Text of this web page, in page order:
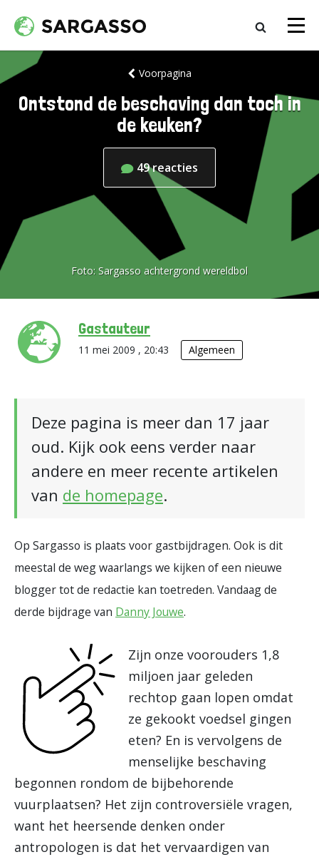
Voorpagina
Ontstond de beschaving dan toch in
de keuken?
49reacties
Foto: Sargasso achtergrond wereldbol
Gastauteur
11 mei 2009 , 20:43 Algemeen
Deze pagina is meer dan 17 jaar
oud. Kijk ook eens verder naar
andere en meer recente artikelen
van de homepage.
Op Sargasso is plaats voor gastbijdragen. Ook is dit
meestal de weg waarlangs we kijken of een nieuwe
blogger tot de redactie kan toetreden. Vandaag de
derde bijdrage van Danny Jouwe.
Zijn onze voorouders 1,8
miljoen jaar geleden
rechtop gaan lopen omdat
ze gekookt voedsel gingen
eten? En is vervolgens de
menselijke beschaving
begonnen rondom de bijbehorende
vuurplaatsen? Het zijn controversiële vragen,
want het heersende denken onder
antropologen is dat het vervaardigen van